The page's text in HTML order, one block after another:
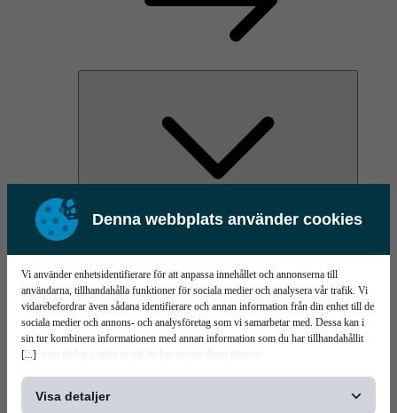
Denna webbplats använder cookies
[...]
Vi använder enhetsidentifierare för att anpassa innehållet och annonserna till
användarna, tillhandahålla funktioner för sociala medier och analysera vår trafik. Vi
vidarebefordrar även sådana identifierare och annan information från din enhet till de
sociala medier och annons- och analysföretag som vi samarbetar med. Dessa kan i
sin tur kombinera informationen med annan information som du har tillhandahållit
eller som de har samlat in när du har använt deras tjänster.
Visa detaljer
AOC
Silicon Photonics
TO-TOSA/ROSA
Microwave & RF